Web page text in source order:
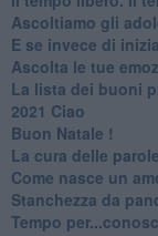
Ascoltiamo gli
​E se invece di
​Ascolta le tue
​La lista dei buoni
2021 Ciao
Buon Natale !
​La cura delle parole
​Come nasce un
Stanchezza da
​Tempo